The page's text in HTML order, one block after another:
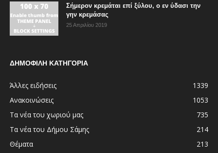
Σήμερον κρεμάται επί ξύλου, ο εν ύδασι την
γην κρεμάσας
25 Απριλίου 2019
ΔΗΜΟΦΙΛΗ ΚΑΤΗΓΟΡΙΑ
Άλλες ειδήσεις
1339
Ανακοινώσεις
1053
Τα νέα του χωριού μας
735
Τα νέα του Δήμου Σάμης
214
Θέματα
213